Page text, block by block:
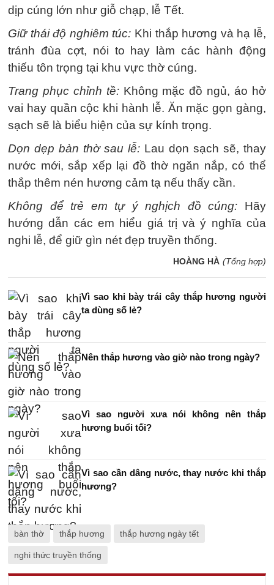
dịp cúng lớn như giỗ chạp, lễ Tết.
Giữ thái độ nghiêm túc: Khi thắp hương và hạ lễ,
tránh đùa cợt, nói to hay làm các hành động
thiếu tôn trọng tại khu vực thờ cúng.
Trang phục chỉnh tề:Không mặc đồ ngủ, áo hở
vai hay quần cộc khi hành lễ. Ăn mặc gọn gàng,
sạch sẽ là biểu hiện của sự kính trọng.
Dọn dẹp bàn thờ sau lễ: Lau dọn sạch sẽ, thay
nước mới, sắp xếp lại đồ thờ ngăn nắp, có thể
thắp thêm nén hương cảm tạ nếu thấy cần.
Không để trẻ em tự ý nghịch đồ cúng: Hãy
hướng dẫn các em hiểu giá trị và ý nghĩa của
nghi lễ, để giữ gìn nét đẹp truyền thống.
HOÀNG HÀ (Tổng hợp)
Vì sao khi bày trái cây thắp hương người
ta dùng số lẻ?
Nên thắp hương vào giờ nào trong ngày?
Vì sao người xưa nói không nên thắp
hương buổi tối?
Vì sao cần dâng nước, thay nước khi thắp
hương?
bàn thờ thắp hương thắp hương ngày tết
nghi thức truyền thống